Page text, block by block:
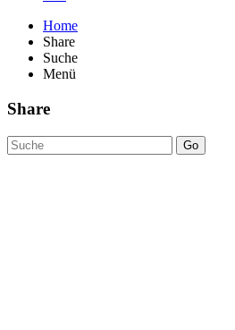
Home
Share
Suche
Menü
Share
Go